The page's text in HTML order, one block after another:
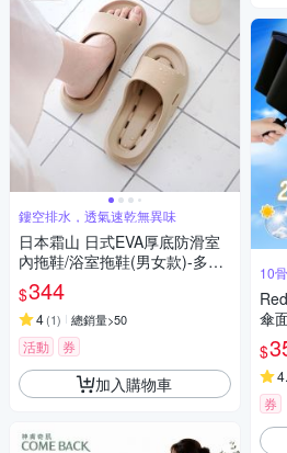
鏤空排水，透氣速乾無異味
日本霜山 日式EVA厚底防滑室
內拖鞋/浴室拖鞋(男女款)-多色
可選
$344
4(1) 總銷量>50
活動 券
加入購物車
10
傘
大
$
券